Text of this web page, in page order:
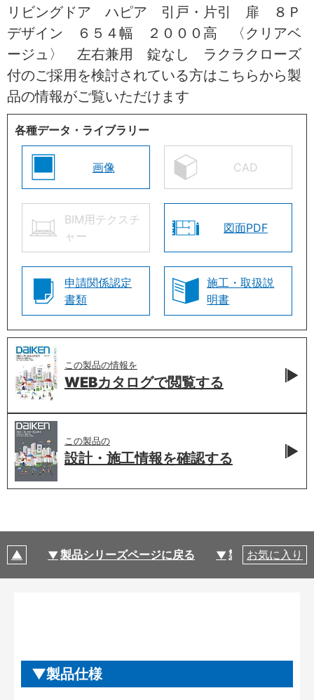
リビングドア ハピア 引戸・片引 扉 ８Ｐ
デザイン ６５４幅 ２０００高 〈クリアベ
ージュ〉 左右兼用 錠なし ラクラクローズ
付のご採用を検討されている方はこちらから製
品の情報がご覧いただけます
各種データ・ライブラリー
画像 CAD
BIM用テクスチ
ャー
図面PDF
申請関係認定
書類
施工・取扱説
明書
この製品の情報を
WEBカタログで閲覧する
この製品の
設計・施工情報を確認する
製品シリーズページに戻る 製品仕様
お気に入り
製品仕様